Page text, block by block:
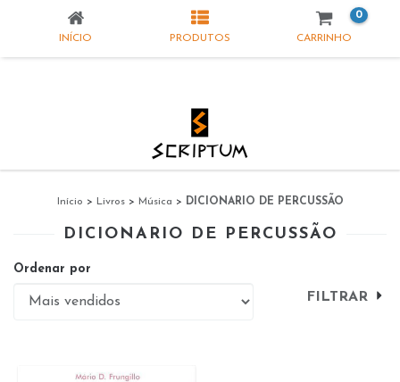
INÍCIO PRODUTOS CARRINHO
0
Início > Livros > Música > DICIONARIO DE PERCUSSÃO
DICIONARIO DE PERCUSSÃO
Ordenar por
FILTRAR